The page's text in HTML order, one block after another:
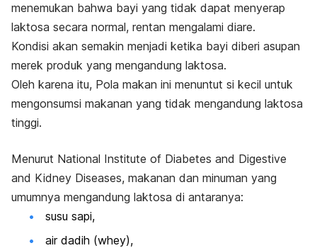
menemukan bahwa bayi yang tidak dapat menyerap
laktosa secara normal, rentan mengalami diare.
Kondisi akan semakin menjadi ketika bayi diberi asupan
merek produk yang mengandung laktosa.
Oleh karena itu, Pola makan ini menuntut si kecil untuk
mengonsumsi makanan yang tidak mengandung laktosa
tinggi.
Menurut National Institute of Diabetes and Digestive
and Kidney Diseases, makanan dan minuman yang
umumnya mengandung laktosa di antaranya:
susu sapi,
air dadih (whey),